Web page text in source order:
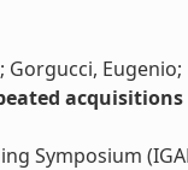
Eugenio;
Symposium